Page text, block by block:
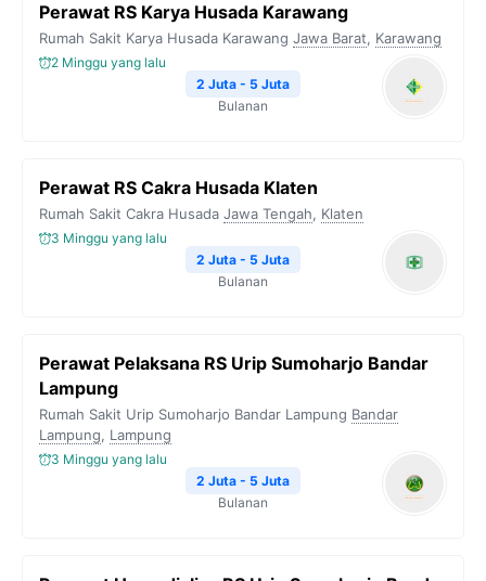
Perawat RS Karya Husada Karawang
Rumah Sakit Karya Husada Karawang Jawa Barat, Karawang
2 Minggu yang lalu
2 Juta - 5 Juta
Bulanan
Perawat RS Cakra Husada Klaten
Rumah Sakit Cakra Husada Jawa Tengah, Klaten
3 Minggu yang lalu
2 Juta - 5 Juta
Bulanan
Perawat Pelaksana RS Urip Sumoharjo Bandar
Lampung
Rumah Sakit Urip Sumoharjo Bandar Lampung Bandar
Lampung, Lampung
3 Minggu yang lalu
2 Juta - 5 Juta
Bulanan